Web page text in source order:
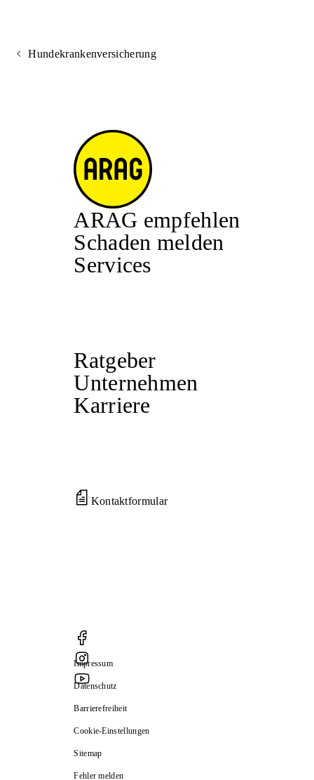
Hundekrankenversicherung
ARAG empfehlen
Schaden melden
Services
Ratgeber
Unternehmen
Karriere
Kontaktformular
Impressum
Datenschutz
Barrierefreiheit
Cookie-Einstellungen
Sitemap
Fehler melden